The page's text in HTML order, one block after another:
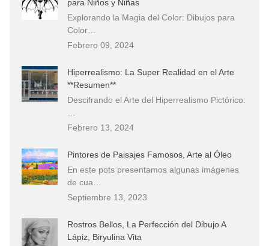
para Niños y Niñas
Explorando la Magia del Color: Dibujos para
Color…
Febrero 09, 2024
Hiperrealismo: La Super Realidad en el Arte
**Resumen**
Descifrando el Arte del Hiperrealismo Pictórico:
Febrero 13, 2024
Pintores de Paisajes Famosos, Arte al Óleo
En este pots presentamos algunas imágenes
de cua…
Septiembre 13, 2023
Rostros Bellos, La Perfección del Dibujo A
Lápiz, Biryulina Vita